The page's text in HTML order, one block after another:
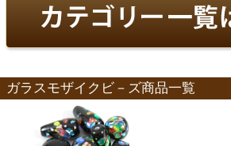
ガラスモザイクビ－ズ商品一覧